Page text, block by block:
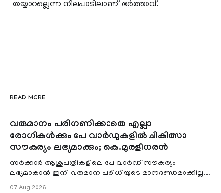
തയ്യാറല്ലെന്ന നിലപാടിലാണ് ഭര്‍ത്താവ്.
READ MORE
വരുമാനം പരിഗണിക്കാതെ എല്ലാ
രോഗികൾക്കും പേ വാർഡുകളിൽ ചികിത്സാ
സൗകര്യം ലഭ്യമാക്കും; കെ.മുരളീധരൻ
സർക്കാർ ആശുപത്രികളിലെ പേ വാർഡ് സൗകര്യം
ലഭ്യമാകാൻ ഇനി വരുമാന പരിധിയുടെ മാനദണ്ഡമാക്കില്ല.
07 Aug 2026